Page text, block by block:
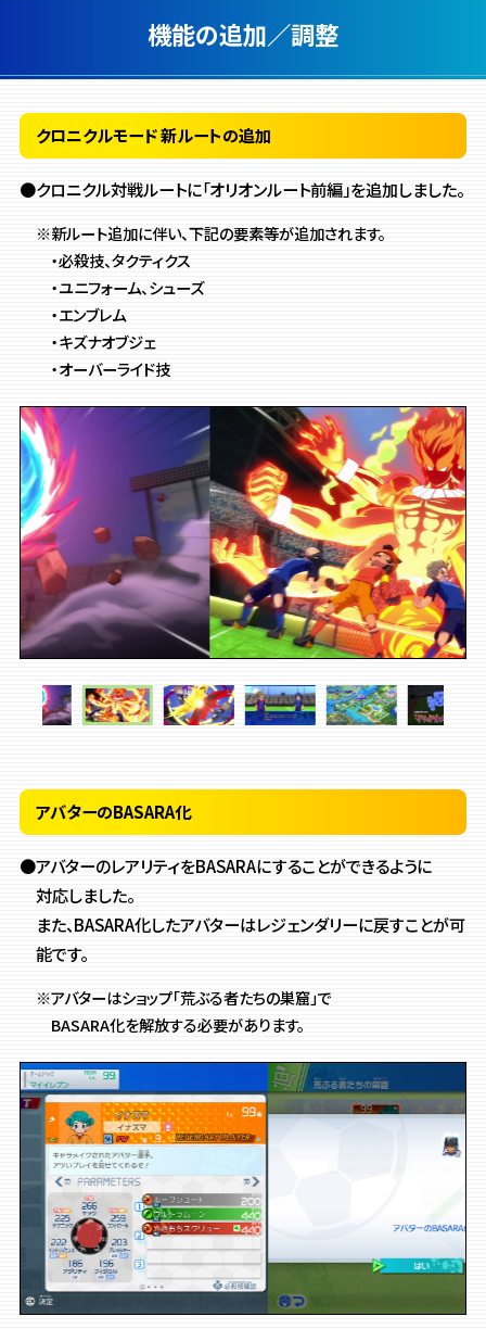
機能の追加／調整
クロニクルモード 新ルートの追加
●クロニクル対戦ルートに「オリオンルート前編」を追加しました。
※新ルート追加に伴い、下記の要素等が追加されます。
・必殺技、タクティクス
・ユニフォーム、シューズ
・エンブレム
・キズナオブジェ
・オーバーライド技
アバターのBASARA化
●アバターのレアリティをBASARAにすることができるように
対応しました。
また、BASARA化したアバターはレジェンダリーに戻すことが可
能です。
※アバターはショップ「荒ぶる者たちの巣窟」で
BASARA化を解放する必要があります。